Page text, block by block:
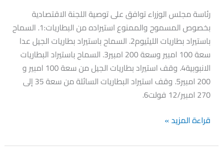
رئاسة مجلس الوزراء توافق على توصية اللجنة الاقتصادية
بخصوص المسموح والممنوع استيراده من البطاريات:1. السماح
باستيراد بطاريات الليثيوم2. السماح باستيراد بطاريات الجيل عدا
سعة 100 امبير وسعة 200 امبير3. السماح باستيراد البطاريات
الانبوبية4. وقف استيراد بطاريات الجيل من سعة 100 امبير و
200 امبير5. وقف استيراد البطاريات السائلة من سعة 35 إلى
270 امبير/12 فولت6.
استيراده
من
البطاريات
قراءة المزيد »